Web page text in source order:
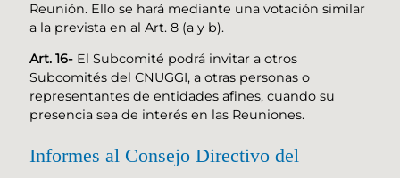
Reunión. Ello se hará mediante una votación similar
a la prevista en al Art. 8 (a y b).
Art. 16- El Subcomité podrá invitar a otros
Subcomités del CNUGGI, a otras personas o
representantes de entidades afines, cuando su
presencia sea de interés en las Reuniones.
Informes al Consejo Directivo del